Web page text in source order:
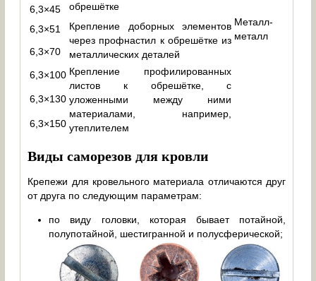
Металл-
металл
обрешётке
6,3×45
6,3×51
Крепление доборных элементов
через профнастил к обрешётке из
металлических деталей
6,3×70
6,3×100 Крепление профилированных
листов к обрешётке, с
уложенными между ними
материалами, например,
утеплителем
6,3×130
6,3×150
Виды саморезов для кровли
Крепежи для кровельного материала отличаются друг
от друга по следующим параметрам:
по виду головки, которая бывает потайной,
полупотайной, шестигранной и полусферической;